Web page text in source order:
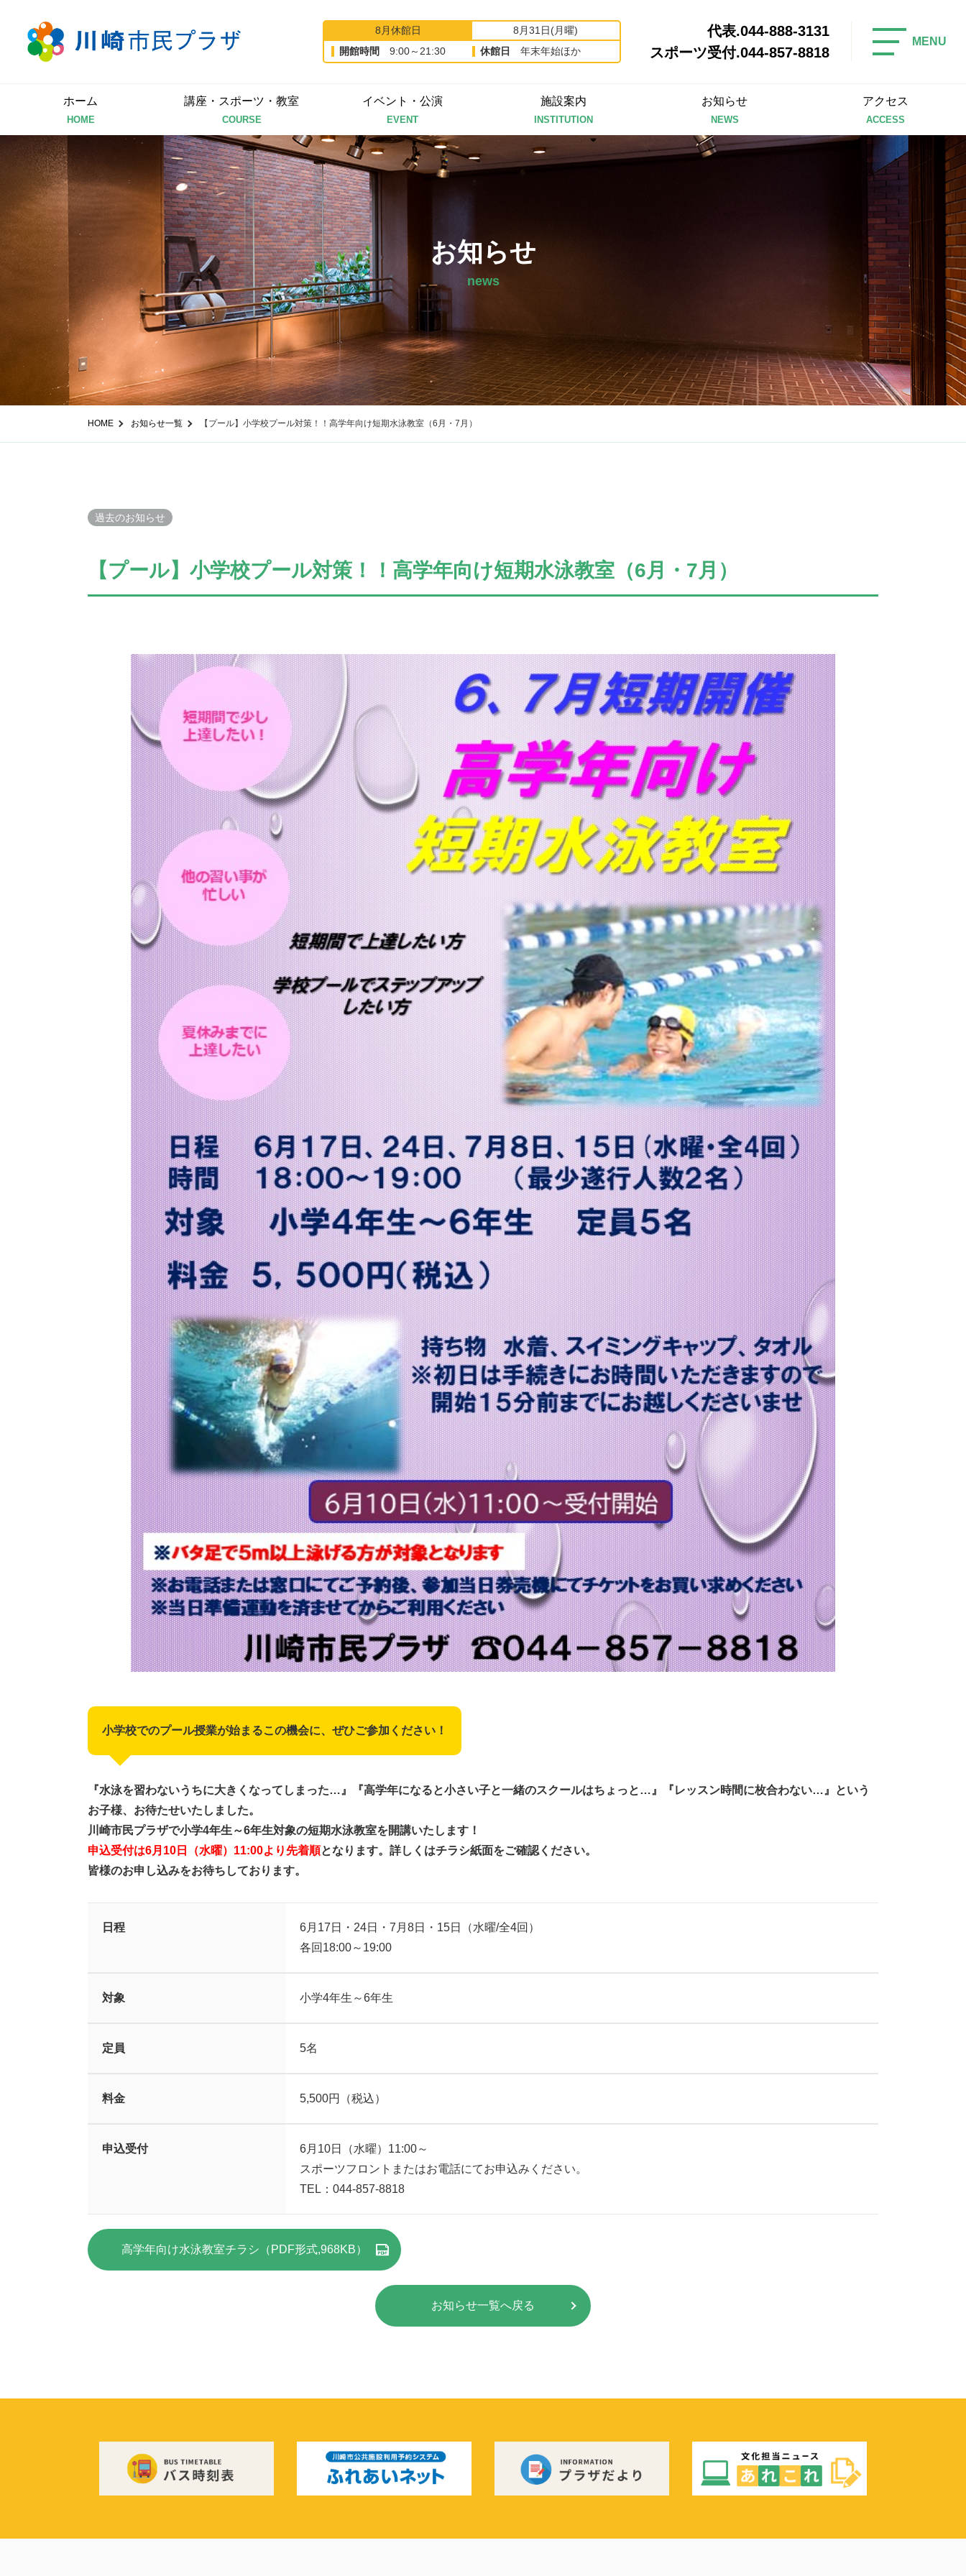
代表.044-888-3131
スポーツ受付.044-857-8818
8月休館日
8月31日(月曜)
開館時間
9:00～21:30 休館日 年末年始ほか
ホーム
HOME
講座・スポーツ・教室
COURSE
イベント・公演
EVENT
施設案内
INSTITUTION
お知らせ
NEWS
アクセス
ACCESS
MENU
お知らせ
news
HOME お知らせ一覧 【プール】小学校プール対策！！高学年向け短期水泳教室（6月・7月）
過去のお知らせ
【プール】小学校プール対策！！高学年向け短期水泳教室（6月・7月）
小学校でのプール授業が始まるこの機会に、ぜひご参加ください！
『水泳を習わないうちに大きくなってしまった…』『高学年になると小さい子と一緒のスクールはちょっと…』『レッスン時間に枚合わない…』という
お子様、お待たせいたしました。
川崎市民プラザで小学4年生～6年生対象の短期水泳教室を開講いたします！
申込受付は6月10日（水曜）11:00より先着順となります。詳しくはチラシ紙面をご確認ください。
皆様のお申し込みをお待ちしております。
日程
6月17日・24日・7月8日・15日（水曜/全4回）
各回18:00～19:00
対象 小学4年生～6年生
定員 5名
料金 5,500円（税込）
申込受付
6月10日（水曜）11:00～
スポーツフロントまたはお電話にてお申込みください。
TEL：044-857-8818
高学年向け水泳教室チラシ（PDF形式,968KB）
お知らせ一覧へ戻る